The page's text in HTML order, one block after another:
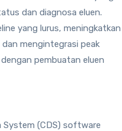
dan diagnosa eluen.
yang lurus, meningkatkan
mengintegrasi peak
pembuatan eluen
(CDS) software